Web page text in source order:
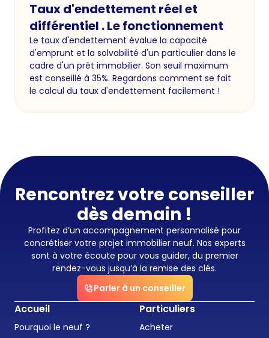
Taux d'endettement réel et
différentiel . Le fonctionnement
Le taux d'endettement évalue la capacité
d'emprunt et la solvabilité d'un particulier dans le
cadre d'un prêt immobilier. Son seuil maximum
est conseillé à 35%. Regardons comment se fait
le calcul du taux d'endettement facilement !
Rencontrez votre conseiller
dès demain !
Profitez d’un accompagnement personnalisé pour
concrétiser votre projet immobilier neuf. Nos experts
sont à votre écoute pour vous guider, du premier
rendez-vous jusqu’à la remise des clés.
Parler à un conseiller
Accueil
Pourquoi le neuf ?
Particuliers
Acheter